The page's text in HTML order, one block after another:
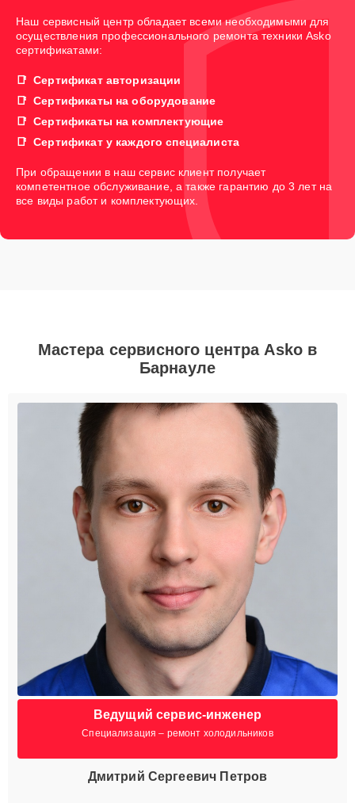
Наш сервисный центр обладает всеми необходимыми для
осуществления профессионального ремонта техники Asko
сертификатами:
Сертификат авторизации
Сертификаты на оборудование
Сертификаты на комплектующие
Сертификат у каждого специалиста
При обращении в наш сервис клиент получает
компетентное обслуживание, а также гарантию до 3 лет на
все виды работ и комплектующих.
Мастера сервисного центра Asko в
Барнауле
Ведущий сервис-инженер
Специализация – ремонт холодильников
Дмитрий Сергеевич Петров